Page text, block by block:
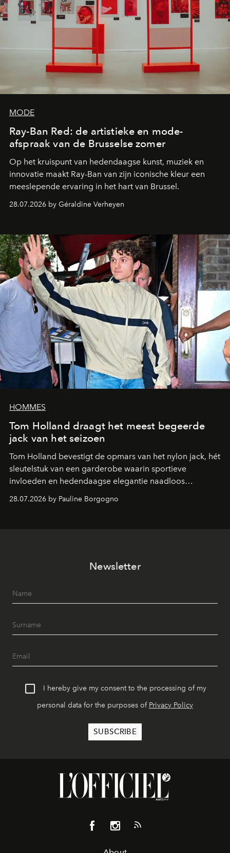
MODE
Ray-Ban Red: de artistieke en mode-
afspraak van de Brusselse zomer
Op het kruispunt van hedendaagse kunst, muziek en
innovatie maakt Ray-Ban van zijn iconische kleur een
meeslepende ervaring in het hart van Brussel.
28.07.2026 by Géraldine Verheyen
HOMMES
Tom Holland draagt het meest begeerde
jack van het seizoen
Tom Holland bevestigt de opmars van het nylon jack, hét
sleutelstuk van een garderobe waarin sportieve
invloeden en hedendaagse elegantie naadloos
28.07.2026 by Pauline Borgogno
Newsletter
I hereby give my consent to the processing of my
personal data for the purposes of Privacy Policy